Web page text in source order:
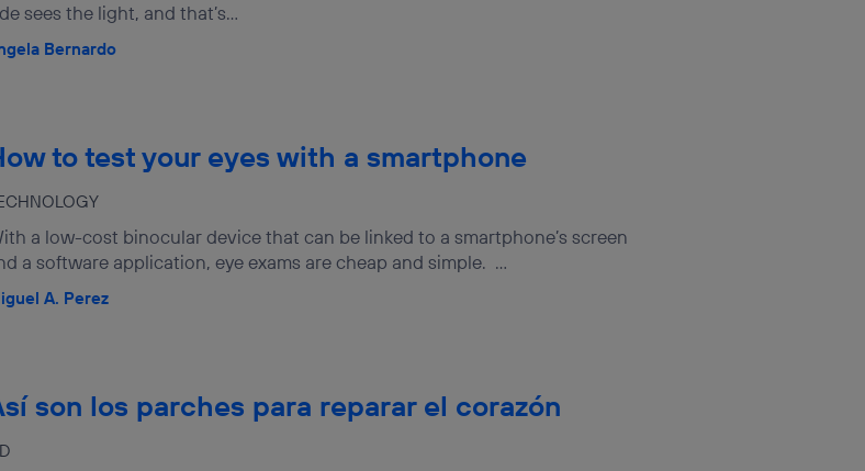
sees the light, and that’s...
Bernardo
to test your eyes with a smartphone
a low-cost binocular device that can be linked to a smartphone’s screen
a software application, eye exams are cheap and simple. ...
A. Perez
son los parches para reparar el corazón